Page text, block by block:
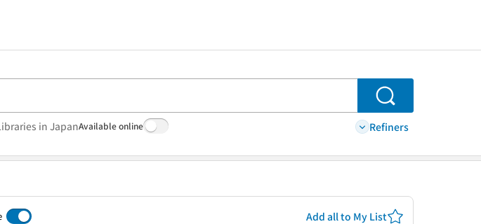
Search
in JapanAvailable online Refiners
Add all to My List